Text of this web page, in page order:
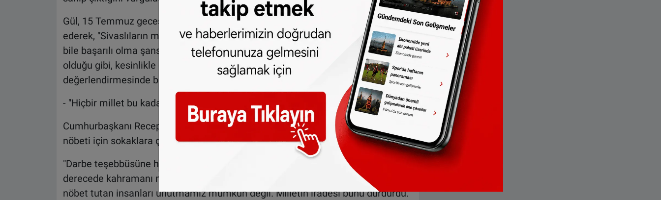
Gül, 15 Temmuz gecesi on binlerce kişinin meydanda toplandığına işaret
ederek, "Sivaslıların meseleye el koymasından dolayı, böyle bir kalkışma olsaydı
bile başarılı olma şansı yoktu. Milletin ve devletin iradesi, bütün Türkiye'de
olduğu gibi, kesinlikle demokrasiye sahip çıkma yönündeydi. Bizde de öyle oldu."
değerlendirmesinde bulundu.
- "Hiçbir millet bu kadar asil bir duruş gösteremez"
Cumhurbaşkanı Recep Tayyip Erdoğan'ın çağrısıyla bütün halkın demokrasi
nöbeti için sokaklara çıktığını anlatan Gül, şöyle devam etti:
"Darbe teşebbüsüne herkes dik durarak katkı sağladı. Ama bu işin birinci
derecede kahramanı milletimizdir. 10-15 aylık çocuğuyla gelip sabahlara kadar
nöbet tutan insanları unutmamız mümkün değil. Milletin iradesi bunu durdurdu.